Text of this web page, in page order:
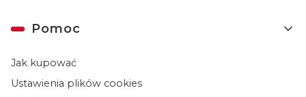
Linki w stopce
Pomoc
Jak kupować
Ustawienia plików cookies